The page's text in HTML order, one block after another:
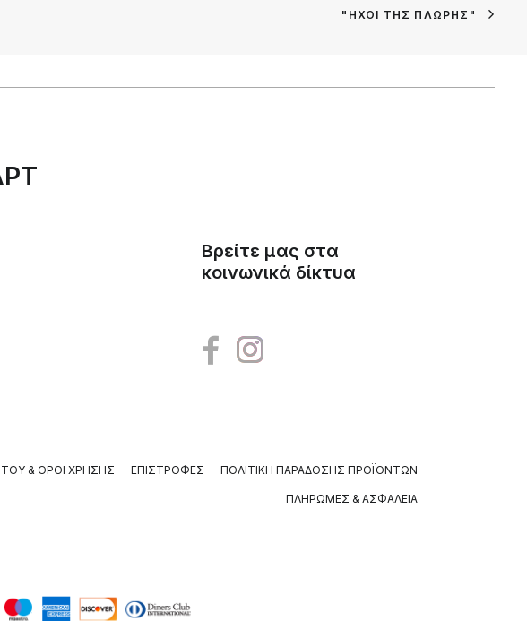
"ΉΧΟΙ ΤΗΣ ΠΛΏΡΗΣ"
Βρείτε μας στα
κοινωνικά δίκτυα
& ΌΡΟΙ ΧΡΉΣΗΣ ΕΠΙΣΤΡΟΦΈΣ ΠΟΛΙΤΙΚΉ ΠΑΡΆΔΟΣΗΣ ΠΡΟΪΌΝΤΩΝ
ΠΛΗΡΩΜΈΣ & ΑΣΦΆΛΕΙΑ